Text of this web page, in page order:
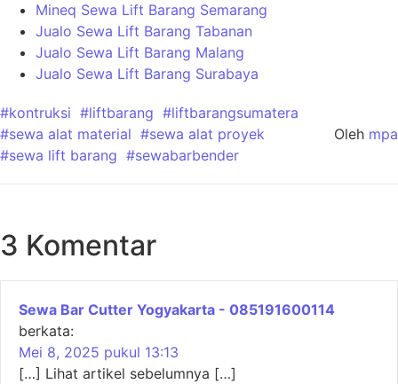
Mineq Sewa Lift Barang Semarang
Jualo Sewa Lift Barang Tabanan
Jualo Sewa Lift Barang Malang
Jualo Sewa Lift Barang Surabaya
#kontruksi #liftbarang #liftbarangsumatera
#sewa alat material #sewa alat proyek
#sewa lift barang #sewabarbender
Oleh mpa
3 Komentar
Sewa Bar Cutter Yogyakarta - 085191600114
berkata:
Mei 8, 2025 pukul 13:13
[…] Lihat artikel sebelumnya […]